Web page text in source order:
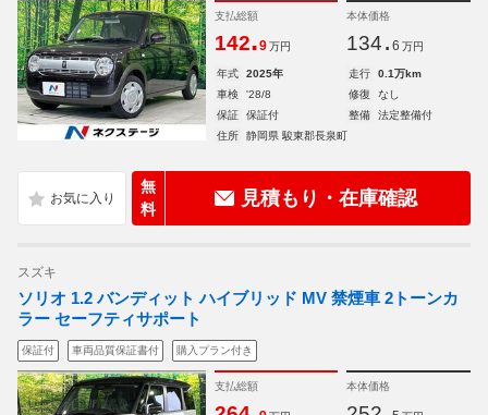
支払総額
142.9 万円
本体価格
134. 6 万円
年式 2025年 走行
0.1万km
車検
'28/8 修復
なし
保証
保証付 整備
法定整備付
住所
静岡県 駿東郡長泉町
無
料
見積もり・在庫確認
スズキ
ソリオ 1.2 バンディット ハイブリッド MV 禁煙車 2トーンカ
ラー セーフティサポート
保証付 車両品質保証書付 購入プラン付き
支払総額 本体価格